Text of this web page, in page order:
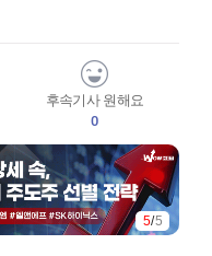
후속기사 원해요
0
5/5